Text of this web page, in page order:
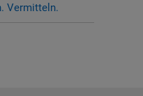
Vermitteln.